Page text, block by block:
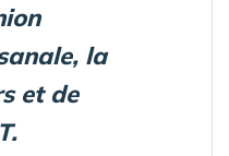
la
et de